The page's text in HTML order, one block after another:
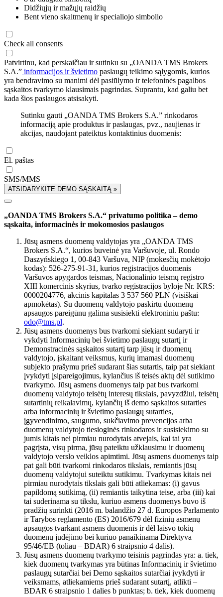
Didžiųjų ir mažųjų raidžių
Bent vieno skaitmenų ir specialiojo simbolio
Check all consents
Patvirtinu, kad perskaičiau ir sutinku su „OANDA TMS Brokers
S.A.” informacijos ir švietimo paslaugų teikimo sąlygomis, kurios
yra bendravimo su manimi dėl pasiūlymo ir telefoninės pagalbos
sąskaitos tvarkymo klausimais pagrindas. Suprantu, kad galiu bet
kada šios paslaugos atsisakyti.
Sutinku gauti „OANDA TMS Brokers S.A.” rinkodaros
informaciją apie produktus ir paslaugas, pvz., naujienas ir
akcijas, naudojant pateiktus kontaktinius duomenis:
El. paštas
SMS/MMS
ATSIDARYKITE DEMO SĄSKAITĄ »
„OANDA TMS Brokers S.A.“ privatumo politika – demo
sąskaita, informacinės ir mokomosios paslaugos
Jūsų asmens duomenų valdytojas yra „OANDA TMS
Brokers S.A.“, kurios buveinė yra Varšuvoje, ul. Rondo
Daszyńskiego 1, 00-843 Varšuva, NIP (mokesčių mokėtojo
kodas): 526-275-91-31, kurios registracijos duomenis
Varšuvos apygardos teismas, Nacionalinio teismų registro
XIII komercinis skyrius, tvarko registracijos byloje Nr. KRS:
0000204776, akcinis kapitalas 3 537 560 PLN (visiškai
apmokėtas). Su duomenų valdytojo paskirtu duomenų
apsaugos pareigūnu galima susisiekti elektroniniu paštu:
odo@tms.pl.
Jūsų asmens duomenys bus tvarkomi siekiant sudaryti ir
vykdyti Informacinių bei švietimo paslaugų sutartį ir
Demonstracinės sąskaitos sutartį tarp jūsų ir duomenų
valdytojo, įskaitant veiksmus, kurių imamasi duomenų
subjekto prašymu prieš sudarant šias sutartis, taip pat siekiant
įvykdyti įsipareigojimus, kylančius iš teisės aktų dėl sutikimo
tvarkymo. Jūsų asmens duomenys taip pat bus tvarkomi
duomenų valdytojo teisėtų interesų tikslais, pavyzdžiui, teisėtų
sutartinių reikalavimų, kylančių iš demo sąskaitos sutarties
arba informacinių ir švietimo paslaugų sutarties,
įgyvendinimo, saugumo, sukčiavimo prevencijos arba
duomenų valdytojo tiesioginės rinkodaros ir susisiekimo su
jumis kitais nei pirmiau nurodytais atvejais, kai tai yra
pagrįsta, visų pirma, jūsų pateiktu užklausimu ir duomenų
valdytojo verslo veiklos apimtimi. Jūsų asmens duomenys taip
pat gali būti tvarkomi rinkodaros tikslais, remiantis jūsų
duomenų valdytojui suteiktu sutikimu. Tvarkymas kitais nei
pirmiau nurodytais tikslais gali būti atliekamas: (i) gavus
papildomą sutikimą, (ii) remiantis taikytina teise, arba (iii) kai
tai suderinama su tikslu, kuriuo asmens duomenys buvo iš
pradžių surinkti (2016 m. balandžio 27 d. Europos Parlamento
ir Tarybos reglamento (ES) 2016/679 dėl fizinių asmenų
apsaugos tvarkant asmens duomenis ir dėl laisvo tokių
duomenų judėjimo bei kuriuo panaikinama Direktyva
95/46/EB (toliau – BDAR) 6 straipsnio 4 dalis).
Jūsų asmens duomenų tvarkymo teisinis pagrindas yra: a. tiek,
kiek duomenų tvarkymas yra būtinas Informacinių ir švietimo
paslaugų sutarčiai bei Demo sąskaitos sutarčiai įvykdyti ir
veiksmams, atliekamiems prieš sudarant sutartį, atlikti –
BDAR 6 straipsnio 1 dalies b punktas; b. tiek, kiek duomenų